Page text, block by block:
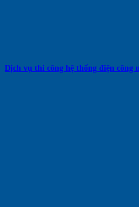
Dịch vụ thi công hệ thống điện